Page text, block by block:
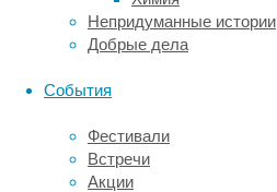
Непридуманные истории
Добрые дела
События
Фестивали
Встречи
Акции
Тихого
океана
процента)
Европейском
регионе
(66,29